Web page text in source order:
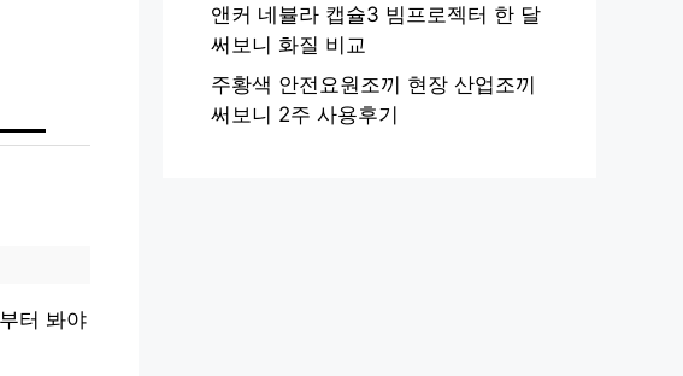
터 봐야
앤커 네뷸라 캡슐3 빔프로젝터 한 달
써보니 화질 비교
주황색 안전요원조끼 현장 산업조끼
써보니 2주 사용후기